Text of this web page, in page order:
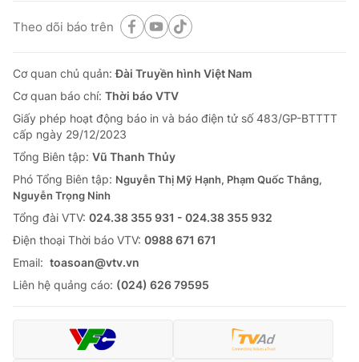
Theo dõi báo trên
Cơ quan chủ quản:Đài Truyền hình Việt Nam
Cơ quan báo chí: Thời báo VTV
Giấy phép hoạt động báo in và báo điện tử số 483/GP-BTTTT
cấp ngày 29/12/2023
Tổng Biên tập: Vũ Thanh Thủy
Phó Tổng Biên tập: Nguyễn Thị Mỹ Hạnh, Phạm Quốc Thắng,
Nguyễn Trọng Ninh
Tổng đài VTV: 024.38 355 931 - 024.38 355 932
Ðiện thoại Thời báo VTV: 0988 671 671
Email: toasoan@vtv.vn
Liên hệ quảng cáo: (024) 626 79595